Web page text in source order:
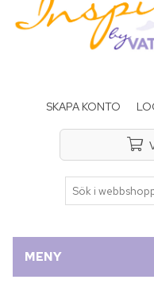
SKAPA KONTO
MENY